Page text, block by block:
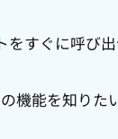
すぐに呼び出
機能を知りた